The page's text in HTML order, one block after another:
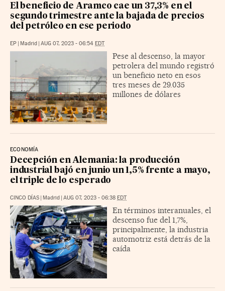
El beneficio de Aramco cae un 37,3% en el
segundo trimestre ante la bajada de precios
del petróleo en ese periodo
EP Madrid AUG 07, 2023 - 06:54 EDT
Pese al descenso, la mayor
petrolera del mundo registró
un beneficio neto en esos
tres meses de 29.035
millones de dólares
ECONOMÍA
Decepción en Alemania: la producción
industrial bajó en junio un 1,5% frente a mayo,
el triple de lo esperado
CINCO DÍAS Madrid AUG 07, 2023 - 06:38 EDT
En términos interanuales, el
descenso fue del 1,7%,
principalmente, la industria
automotriz está detrás de la
caída